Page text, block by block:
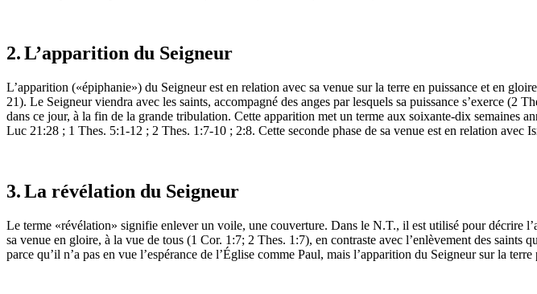
2.L’apparition du Seigneur
L’apparition («épiphanie») du Seigneur est en relation avec sa venue sur la terre en puissance et en
21). Le Seigneur viendra avec les saints, accompagné des anges par lesquels sa puissance s’exerce
dans ce jour, à la fin de la grande tribulation. Cette apparition met un terme aux soixante-dix
Luc 21:28 ; 1 Thes. 5:1-12 ; 2 Thes. 1:7-10 ; 2:8. Cette seconde phase de sa venue est en relation avec
3.La révélation du Seigneur
Le terme «révélation» signifie enlever un voile, une couverture. Dans le N.T., il est utilisé pour décrire
sa venue en gloire, à la vue de tous (1 Cor. 1:7; 2 Thes. 1:7), en contraste avec l’enlèvement des
parce qu’il n’a pas en vue l’espérance de l’Église comme Paul, mais l’apparition du Seigneur sur la